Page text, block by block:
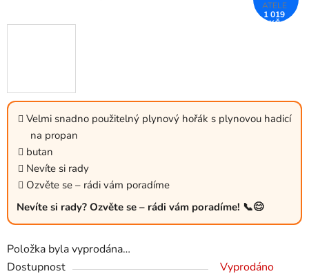
Velmi snadno použitelný plynový hořák s plynovou hadicí
na propan
butan
Nevíte si rady
Ozvěte se – rádi vám poradíme
Nevíte si rady? Ozvěte se – rádi vám poradíme! 📞😊
Položka byla vyprodána…
Dostupnost
Vyprodáno
1 019
KČ